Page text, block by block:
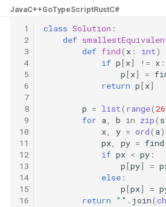
36. 二叉搜索树与双向链表
37. 序列化二叉树
38. 字符串的排列
39. 数组中出现次数超过一半
的数字
40. 最小的 k 个数
41. 数据流中的中位数
33. 变位词组
34. 外星语言是否排序
35. 最小时间差
36. 后缀表达式
37. 小行星碰撞
38. 每日温度
39. 直方图最大矩形面积
5.4. 下一个数
5.6. 整数转换
5.7. 配对交换
5.8. 绘制直线
8.1. 三步问题
8.2. 迷路的机器人
8.3. 魔术索引
JavaC++GoTypeScriptRustC#
1
2
3
4
5
6
7
8
9
10
11
12
13
14
15
16
class Solution :
def
def find( x : int)
if p[x] != x :
p[x] =
return p[x]
p = list( range(26
for a, b in zip(
x, y = ord( a)
px, py = find
if px < py :
p[py] =
else :
p[px] =
return
"" . join(